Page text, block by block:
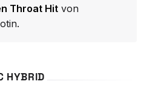
Throat Hitvon
HYBRID